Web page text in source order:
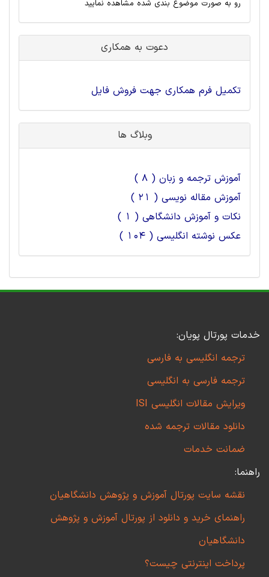
رو به صورت موضوع بندی شده مشاهده نمایید
دعوت به همکاری
تکمیل فرم همکاری جهت فروش فایل
وبلاگ ها
آموزش ترجمه و زبان ( 8 )
آموزش مقاله نویسی ( 21 )
نکات و آموزش دانشگاهی ( 1 )
عکس نوشته انگلیسی ( 104 )
خدمات پورتال پویان:
ترجمه انگلیسی به فارسی
ترجمه فارسی به انگلیسی
ویرایش مقالات انگلیسی ISI
دانلود مقالات ترجمه شده
ضمانت خدمات
راهنما:
نقشه سایت پورتال آموزش و پژوهش دانشگاهیان
راهنمای خرید و دانلود از پورتال آموزش و پژوهش
دانشگاهیان
پرداخت اینترنتی چیست؟